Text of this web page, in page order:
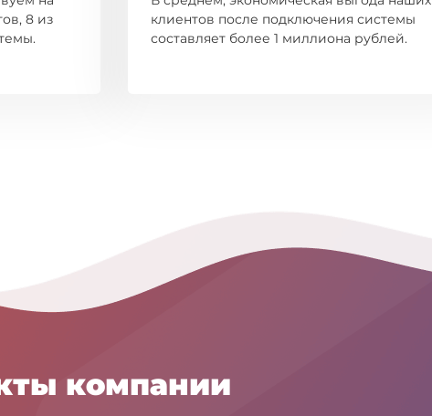
8 из
клиентов после подключения системы
составляет более 1 миллиона рублей.
компании